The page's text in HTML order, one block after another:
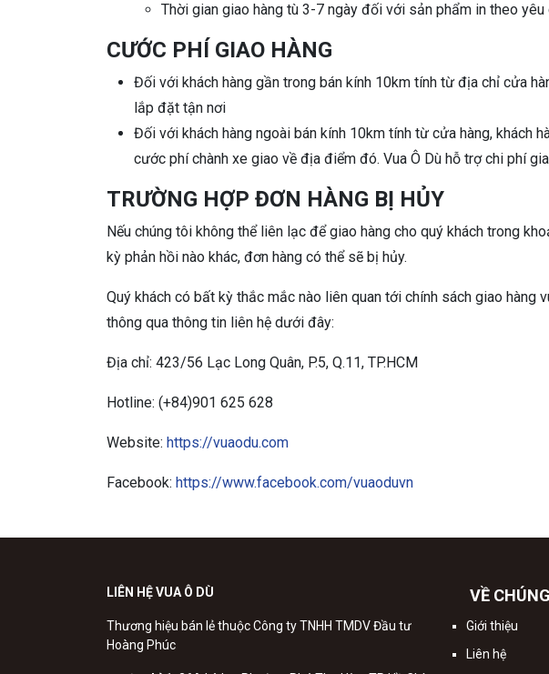
Thời gian giao hàng tù 3-7 ngày đối với sản phẩm in theo yêu
CƯỚC PHÍ GIAO HÀNG
Đối với khách hàng gần trong bán kính 10km tính từ địa chỉ cửa
lắp đặt tận nơi
Đối với khách hàng ngoài bán kính 10km tính từ cửa hàng, khách
cước phí chành xe giao về địa điểm đó. Vua Ô Dù hỗ trợ chi phí
TRƯỜNG HỢP ĐƠN HÀNG BỊ HỦY
Nếu chúng tôi không thể liên lạc để giao hàng cho quý khách trong
kỳ phản hồi nào khác, đơn hàng có thể sẽ bị hủy.
Quý khách có bất kỳ thắc mắc nào liên quan tới chính sách giao hàng
thông qua thông tin liên hệ dưới đây:
Địa chỉ: 423/56 Lạc Long Quân, P.5, Q.11, TP.HCM
Hotline: (+84)901 625 628
Website: https://vuaodu.com
Facebook: https://www.facebook.com/vuaoduvn
LIÊN HỆ VUA Ô DÙ
Thương hiệu bán lẻ thuộc Công ty TNHH TMDV Đầu tư
Hoàng Phúc
VỀ
Giới thiệu
Liên hệ